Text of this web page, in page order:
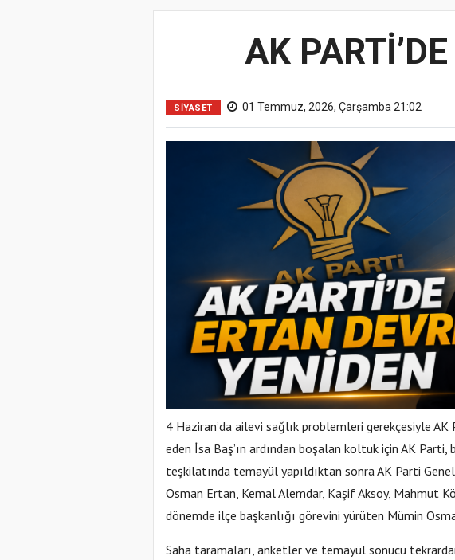
AK
SİYASET 01 Temmuz, 2026, Çarşamba 21:02
4 Haziran’da ailevi sağlık problemleri gerekçesiyle
eden İsa Baş’ın ardından boşalan koltuk için AK Parti,
teşkilatında temayül yapıldıktan sonra AK Parti
Osman Ertan, Kemal Alemdar, Kaşif Aksoy, Mahmut
dönemde ilçe başkanlığı görevini yürüten Mümin
Saha taramaları, anketler ve temayül sonucu